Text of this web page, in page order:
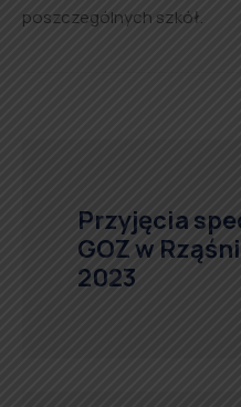
poszczególnych szkół.
Przyjęcia
GOZ w
2023